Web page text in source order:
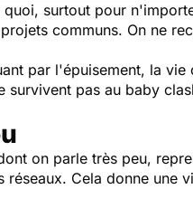
surtout pour
communs. On ne
par l'épuisement, la
pas au baby
on parle très peu,
Cela donne une